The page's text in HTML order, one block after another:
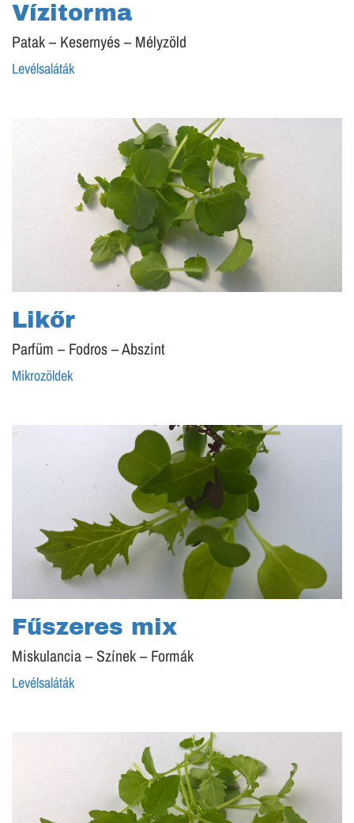
Vízitorma
Patak – Kesernyés – Mélyzöld
Levélsaláták
Likőr
Parfüm – Fodros – Abszint
Mikrozöldek
Fűszeres mix
Miskulancia – Színek – Formák
Levélsaláták